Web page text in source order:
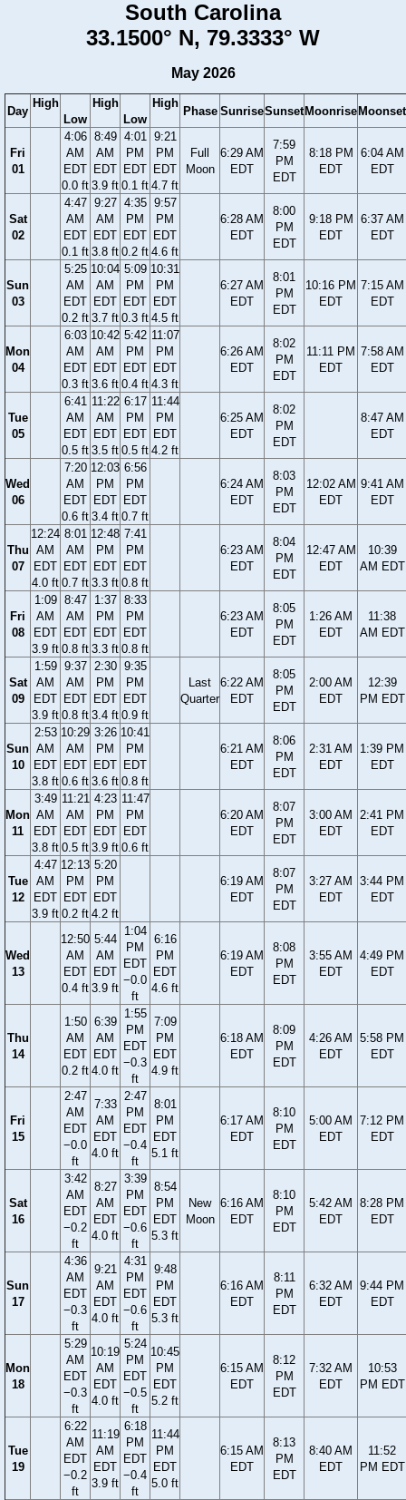
South Carolina
33.1500° N, 79.3333° W
May 2026
Day
High
Low
High
Low
High
Phase SunriseSunset Moonrise Moonset
Fri
01
4:06
AM
EDT
0.0 ft
8:49
AM
EDT
3.9 ft
4:01
PM
EDT
0.1 ft
9:21
PM
EDT
4.7 ft
Full
Moon
6:29 AM
EDT
7:59
PM
EDT
8:18 PM
EDT
6:04 AM
EDT
Sat
02
4:47
AM
EDT
0.1 ft
9:27
AM
EDT
3.8 ft
4:35
PM
EDT
0.2 ft
9:57
PM
EDT
4.6 ft
6:28 AM
EDT
8:00
PM
EDT
9:18 PM
EDT
6:37 AM
EDT
Sun
03
5:25
AM
EDT
0.2 ft
10:04
AM
EDT
3.7 ft
5:09
PM
EDT
0.3 ft
10:31
PM
EDT
4.5 ft
6:27 AM
EDT
8:01
PM
EDT
10:16 PM
EDT
7:15 AM
EDT
Mon
04
6:03
AM
EDT
0.3 ft
10:42
AM
EDT
3.6 ft
5:42
PM
EDT
0.4 ft
11:07
PM
EDT
4.3 ft
6:26 AM
EDT
8:02
PM
EDT
11:11 PM
EDT
7:58 AM
EDT
Tue
05
6:41
AM
EDT
0.5 ft
11:22
AM
EDT
3.5 ft
6:17
PM
EDT
0.5 ft
11:44
PM
EDT
4.2 ft
6:25 AM
EDT
8:02
PM
EDT
8:47 AM
EDT
Wed
06
7:20
AM
EDT
0.6 ft
12:03
PM
EDT
3.4 ft
6:56
PM
EDT
0.7 ft
6:24 AM
EDT
8:03
PM
EDT
12:02 AM
EDT
9:41 AM
EDT
Thu
07
12:24
AM
EDT
4.0 ft
8:01
AM
EDT
0.7 ft
12:48
PM
EDT
3.3 ft
7:41
PM
EDT
0.8 ft
6:23 AM
EDT
8:04
PM
EDT
12:47 AM
EDT
10:39
AM EDT
Fri
08
1:09
AM
EDT
3.9 ft
8:47
AM
EDT
0.8 ft
1:37
PM
EDT
3.3 ft
8:33
PM
EDT
0.8 ft
6:23 AM
EDT
8:05
PM
EDT
1:26 AM
EDT
11:38
AM EDT
Sat
09
1:59
AM
EDT
3.9 ft
9:37
AM
EDT
0.8 ft
2:30
PM
EDT
3.4 ft
9:35
PM
EDT
0.9 ft
Last
Quarter
6:22 AM
EDT
8:05
PM
EDT
2:00 AM
EDT
12:39
PM EDT
Sun
10
2:53
AM
EDT
3.8 ft
10:29
AM
EDT
0.6 ft
3:26
PM
EDT
3.6 ft
10:41
PM
EDT
0.8 ft
6:21 AM
EDT
8:06
PM
EDT
2:31 AM
EDT
1:39 PM
EDT
Mon
11
3:49
AM
EDT
3.8 ft
11:21
AM
EDT
0.5 ft
4:23
PM
EDT
3.9 ft
11:47
PM
EDT
0.6 ft
6:20 AM
EDT
8:07
PM
EDT
3:00 AM
EDT
2:41 PM
EDT
Tue
12
4:47
AM
EDT
3.9 ft
12:13
PM
EDT
0.2 ft
5:20
PM
EDT
4.2 ft
6:19 AM
EDT
8:07
PM
EDT
3:27 AM
EDT
3:44 PM
EDT
Wed
13
12:50
AM
EDT
0.4 ft
5:44
AM
EDT
3.9 ft
1:04
PM
EDT
−0.0
ft
6:16
PM
EDT
4.6 ft
6:19 AM
EDT
8:08
PM
EDT
3:55 AM
EDT
4:49 PM
EDT
Thu
14
1:50
AM
EDT
0.2 ft
6:39
AM
EDT
4.0 ft
1:55
PM
EDT
−0.3
ft
7:09
PM
EDT
4.9 ft
6:18 AM
EDT
8:09
PM
EDT
4:26 AM
EDT
5:58 PM
EDT
Fri
15
2:47
AM
EDT
−0.0
ft
7:33
AM
EDT
4.0 ft
2:47
PM
EDT
−0.4
ft
8:01
PM
EDT
5.1 ft
6:17 AM
EDT
8:10
PM
EDT
5:00 AM
EDT
7:12 PM
EDT
Sat
16
3:42
AM
EDT
−0.2
ft
8:27
AM
EDT
4.0 ft
3:39
PM
EDT
−0.6
ft
8:54
PM
EDT
5.3 ft
New
Moon
6:16 AM
EDT
8:10
PM
EDT
5:42 AM
EDT
8:28 PM
EDT
Sun
17
4:36
AM
EDT
−0.3
ft
9:21
AM
EDT
4.0 ft
4:31
PM
EDT
−0.6
ft
9:48
PM
EDT
5.3 ft
6:16 AM
EDT
8:11
PM
EDT
6:32 AM
EDT
9:44 PM
EDT
Mon
18
5:29
AM
EDT
−0.3
ft
10:19
AM
EDT
4.0 ft
5:24
PM
EDT
−0.5
ft
10:45
PM
EDT
5.2 ft
6:15 AM
EDT
8:12
PM
EDT
7:32 AM
EDT
10:53
PM EDT
Tue
19
6:22
AM
EDT
−0.2
ft
11:19
AM
EDT
3.9 ft
6:18
PM
EDT
−0.4
ft
11:44
PM
EDT
5.0 ft
6:15 AM
EDT
8:13
PM
EDT
8:40 AM
EDT
11:52
PM EDT